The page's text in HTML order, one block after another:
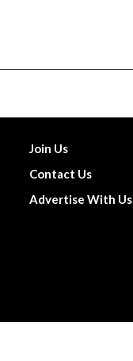
Join Us
Contact Us
Advertise With Us